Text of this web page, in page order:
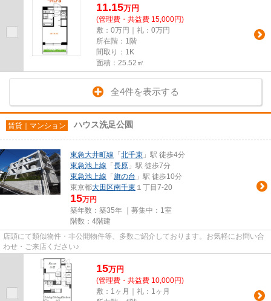
11.15万円
(管理費・共益費 15,000円)
敷：0万円｜礼：0万円
所在階：1階
間取り：1K
面積：25.52㎡
全4件を表示する
賃貸｜マンション ハウス洗足公園
東急大井町線 「 北千束 」駅 徒歩4分
東急池上線 「 長原 」駅 徒歩7分
東急池上線 「 旗の台 」駅 徒歩10分
東京都大田区南千束 １丁目7-20
15万円
築年数：築35年 ｜募集中： 1室
階数：4階建
店頭にて類似物件・非公開物件等、多数ご紹介しております。お気軽にお問い合
わせ・ご来店ください♪
15万円
(管理費・共益費 10,000円)
敷：1ヶ月｜礼：1ヶ月